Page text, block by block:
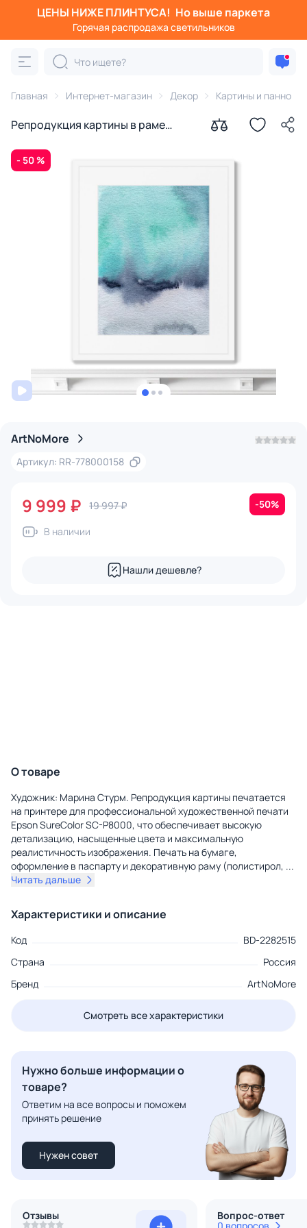
ЦЕНЫ НИЖЕ ПЛИНТУСА! Но выше паркета
Горячая распродажа светильников
Главная Интернет-магазин Декор Картины и панно
Репродукция картины в раме
неба, № 9, 2021г.
- 50 %
ArtNoMore
Артикул: RR-778000158
9 999 ₽ 19 997 ₽ -50%
В наличии
Нашли дешевле?
О товаре
Художник: Марина Стурм. Репродукция картины печатается
на принтере для профессиональной художественной печати
Epson SureColor SC-P8000, что обеспечивает высокую
детализацию, насыщенные цвета и максимальную
реалистичность изображения. Печать на бумаге,
оформление в паспарту и декоративную раму (полистирол, ...
Читать дальше
Характеристики и описание
Код
BD-2282515
Страна
Россия
Бренд
ArtNoMore
Смотреть все характеристики
Нужно больше информации о
товаре?
Ответим на все вопросы и поможем
принять решение
Нужен совет
Отзывы Вопрос-ответ